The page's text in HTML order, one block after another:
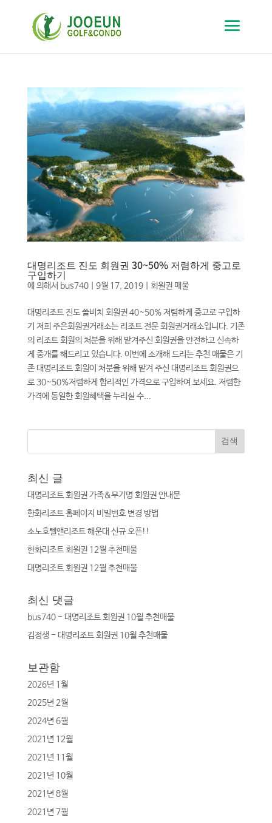
대명리조트 진도 회원권 30~50% 저렴하게 중고로
구입하기
에 의해서 bus740| 9월 17, 2019| 회원권 매물
대명리조트 진도 쏠비치 회원권 40~50% 저렴하게 중고로 구입하
기 저희 주은회원권거래소는 리조트 전문 회원권거래소입니다. 기존
의 리조트 회원의 처분을 위해 맡겨주신 회원권을 안전하고 신속하
게 중개를 해드리고 있습니다. 이번에 소개해 드리는 추천 매물은 기
존 대명리조트 회원이 처분을 위해 맡겨 주신 대명리조트 회원권으
로 30~50%저렴하게 합리적인 가격으로 구입하여 보세요. 저렴한
가격에 동일한 회원혜택을 누리실 수...
최신 글
대명리조트 회원권 가족&무기명 회원권 안내문
한화리조트 홈페이지 비밀번호 변경 방법
소노호텔앤리조트 해운대 신규 오픈!!
한화리조트 회원권 12월 추천매물
대명리조트 회원권 12월 추천매물
최신 댓글
bus740- 대명리조트 회원권 10월 추천매물
김정생- 대명리조트 회원권 10월 추천매물
보관함
2026년 1월
2025년 2월
2024년 6월
2021년 12월
2021년 11월
2021년 10월
2021년 8월
2021년 7월